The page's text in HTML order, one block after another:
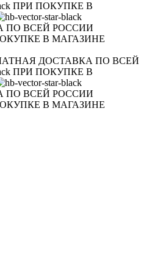
ПРИ ПОКУПКЕ В
ПО ВСЕЙ РОССИИ
В МАГАЗИНЕ
ДОСТАВКА ПО ВСЕЙ
ПРИ ПОКУПКЕ В
ПО ВСЕЙ РОССИИ
В МАГАЗИНЕ